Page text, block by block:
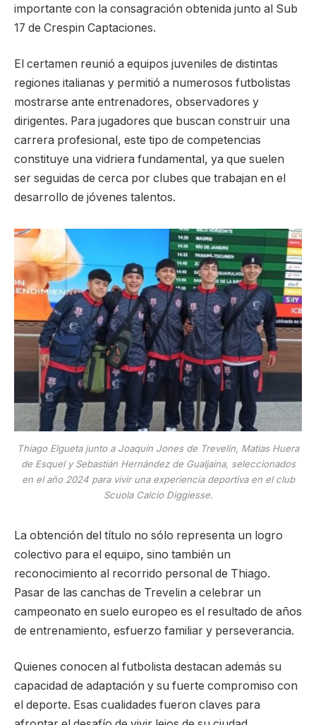
importante con la consagración obtenida junto al Sub
17 de Crespin Captaciones.
El certamen reunió a equipos juveniles de distintas
regiones italianas y permitió a numerosos futbolistas
mostrarse ante entrenadores, observadores y
dirigentes. Para jugadores que buscan construir una
carrera profesional, este tipo de competencias
constituye una vidriera fundamental, ya que suelen
ser seguidas de cerca por clubes que trabajan en el
desarrollo de jóvenes talentos.
Thiago Elgueta junto a Joaquín Jones de Trevelin, Matías Huera
de Esquel y Sebastián Hernández de Gualjaina, seleccionados
en el año 2024 para vivir una experiencia deportiva en el club
Scuola Calcio Diggiesse.
La obtención del título no sólo representa un logro
colectivo para el equipo, sino también un
reconocimiento al recorrido personal de Thiago.
Pasar de las canchas de Trevelin a celebrar un
campeonato en suelo europeo es el resultado de años
de entrenamiento, esfuerzo familiar y perseverancia.
Quienes conocen al futbolista destacan además su
capacidad de adaptación y su fuerte compromiso con
el deporte. Esas cualidades fueron claves para